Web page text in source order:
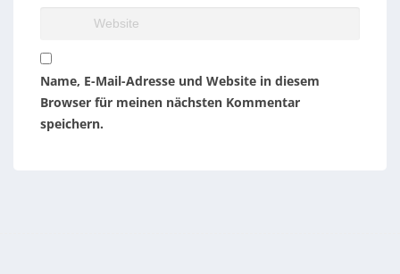
Name, E-Mail-Adresse und Website in diesem
Browser für meinen nächsten Kommentar
speichern.